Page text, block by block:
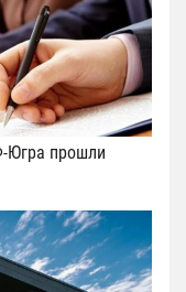
Югра прошли